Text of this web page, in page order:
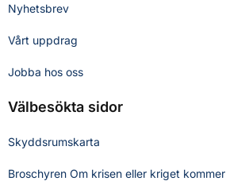
Nyhetsbrev
Vårt uppdrag
Jobba hos oss
Välbesökta sidor
Skyddsrumskarta
Broschyren Om krisen eller kriget kommer